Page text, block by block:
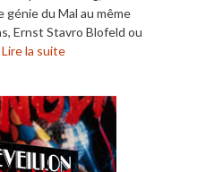
génie du Mal au même
Ernst Stavro Blofeld ou
Lire la suite